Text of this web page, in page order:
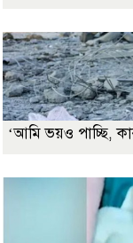
‘আমি ভয়ও পাচ্ছি,